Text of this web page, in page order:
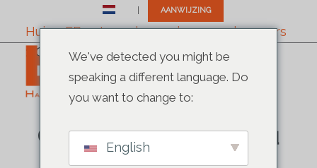
AANWIJZING
✆ +1 (305) 792-8677
Huis>EB-2, tweede voorkeurswerknemers
Ontheffingen van nationaal belang
Leer van onze Board
Certified Expert hoe u
in aanmerking kunt
We've detected you might be
speaking a different language. Do
you want to change to:
English